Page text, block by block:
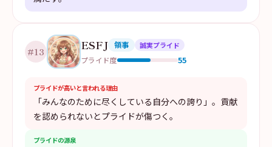
#13 ESFJ 領事
誠実プライド
プライド度
55
プライドが高いと言われる理由
「みんなのために尽くしている自分への誇り」。貢献
を認められないとプライドが傷つく。
プライドの源泉